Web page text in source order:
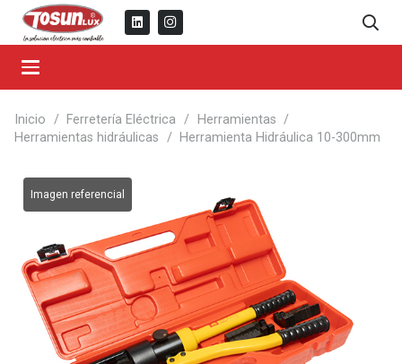
Inicio / Ferretería Eléctrica / Herramientas /
Herramientas hidráulicas / Herramienta Hidráulica 10-300mm